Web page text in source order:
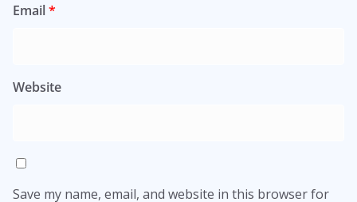
Email*
Website
Save my name, email, and website in this browser for